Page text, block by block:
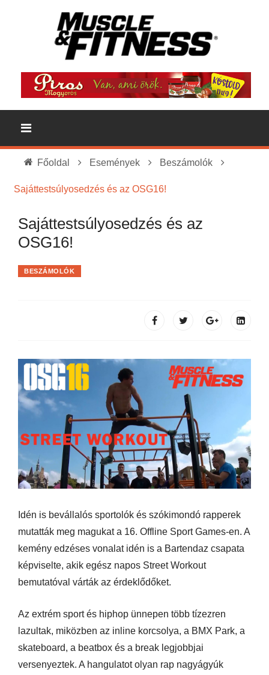
Főoldal Események Beszámolók
Sajáttestsúlyosedzés és az OSG16!
Sajáttestsúlyosedzés és az
OSG16!
BESZÁMOLÓK
Idén is bevállalós sportolók és szókimondó rapperek
mutatták meg magukat a 16. Offline Sport Games-en. A
kemény edzéses vonalat idén is a Bartendaz csapata
képviselte, akik egész napos Street Workout
bemutatóval várták az érdeklődőket.
Az extrém sport és hiphop ünnepen több tízezren
lazultak, miközben az inline korcsolya, a BMX Park, a
skateboard, a beatbox és a break legjobbjai
versenyeztek. A hangulatot olyan rap nagyágyúk